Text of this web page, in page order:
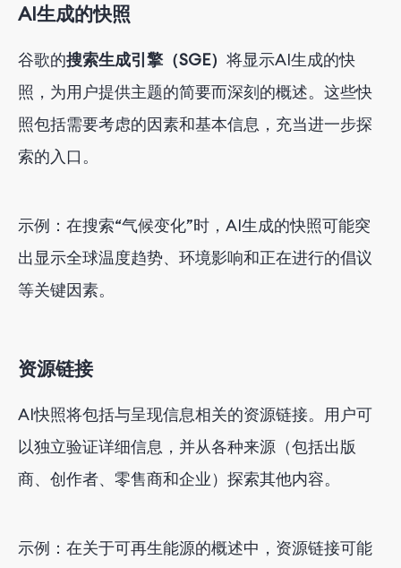
AI生成的快照
谷歌的搜索生成引擎（SGE） 将显示AI生成的快
照，为用户提供主题的简要而深刻的概述。这些快
照包括需要考虑的因素和基本信息，充当进一步探
索的入口。
示例：在搜索“气候变化”时，AI生成的快照可能突
出显示全球温度趋势、环境影响和正在进行的倡议
等关键因素。
资源链接
AI快照将包括与呈现信息相关的资源链接。用户可
以独立验证详细信息，并从各种来源（包括出版
商、创作者、零售商和企业）探索其他内容。
示例：在关于可再生能源的概述中，资源链接可能